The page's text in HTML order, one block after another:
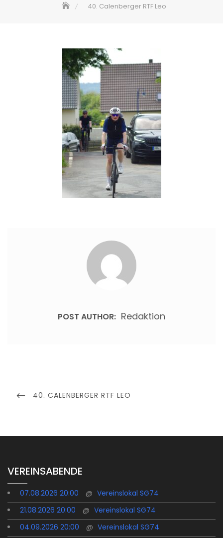
40. Calenberger RTF Leo
POST AUTHOR: Redaktion
PREVIOUS
40. CALENBERGER RTF LEO
VEREINSABENDE
07.08.2026 20:00 @ Vereinslokal SG74
21.08.2026 20:00
@ Vereinslokal SG74
04.09.2026 20:00
@ Vereinslokal SG74